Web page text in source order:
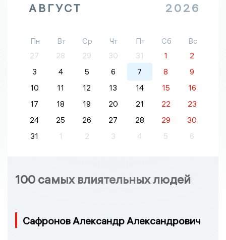
АВГУСТ 2026
Пн Вт Ср Чт Пт Сб
Вс
27
28 29 30 31 1
2
3
4 5 6 7 8
9
10
11 12 13 14 15
16
17
18 19 20 21 22
23
24
25 26 27 28 29
30
31
1 2 3 4 5 6
100 самых влиятельных людей
Сафронов Александр Александрович